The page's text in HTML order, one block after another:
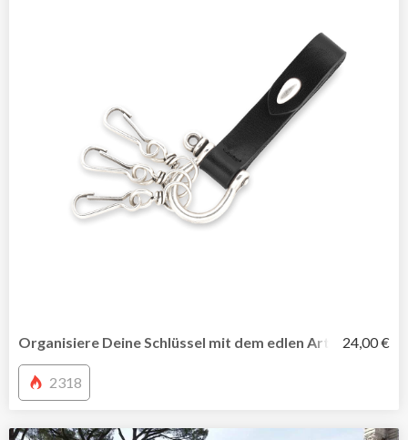
Organisiere Deine Schlüssel mit dem edlen Arthur-24,00 €
2318